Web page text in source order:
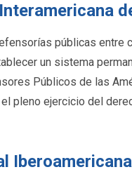
públicas
un sistema
Públicos de las
pleno ejercicio del
Iberoamericana